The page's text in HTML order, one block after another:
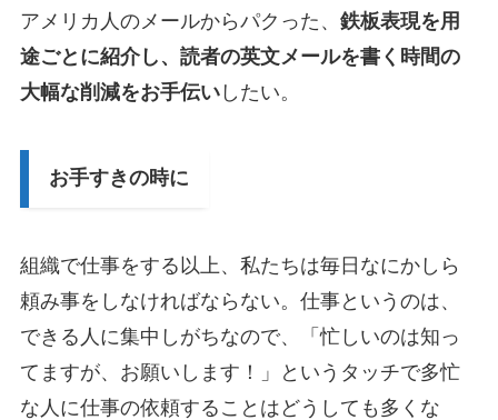
アメリカ人のメールからパクった、 鉄板表現を用
途ごとに紹介し、読者の英文メールを書く時間の
大幅な削減をお手伝いしたい。
お手すきの時に
組織で仕事をする以上、私たちは毎日なにかしら
頼み事をしなければならない。仕事というのは、
できる人に集中しがちなので、「忙しいのは知っ
てますが、お願いします！」というタッチで多忙
な人に仕事の依頼することはどうしても多くな